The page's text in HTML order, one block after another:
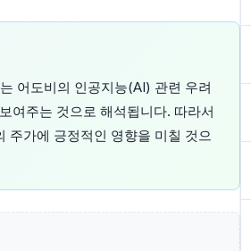
어도비의 인공지능(AI) 관련 우려
여주는 것으로 해석됩니다. 따라서
주가에 긍정적인 영향을 미칠 것으